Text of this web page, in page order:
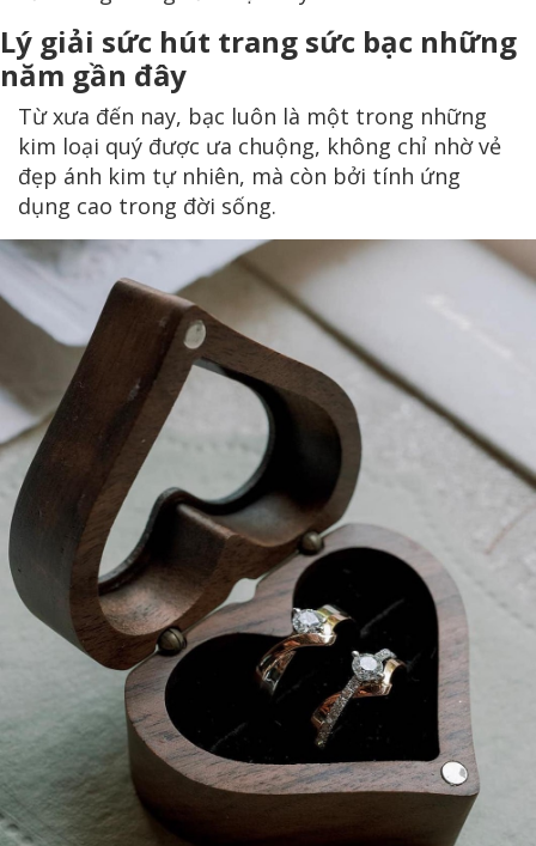
Lý giải sức hút trang sức bạc những
năm gần đây
Từ xưa đến nay, bạc luôn là một trong những
kim loại quý được ưa chuộng, không chỉ nhờ vẻ
đẹp ánh kim tự nhiên, mà còn bởi tính ứng
dụng cao trong đời sống.